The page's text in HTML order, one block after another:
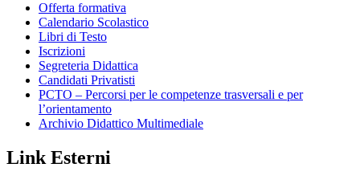
Offerta formativa
Calendario Scolastico
Libri di Testo
Iscrizioni
Segreteria Didattica
Candidati Privatisti
PCTO – Percorsi per le competenze trasversali e per
l’orientamento
Archivio Didattico Multimediale
Link Esterni